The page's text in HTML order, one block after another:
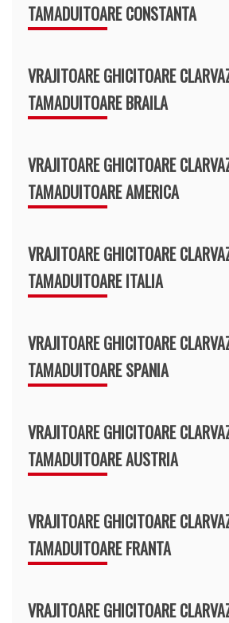
TAMADUITOARE CONSTANTA
VRAJITOARE GHICITOARE
TAMADUITOARE BRAILA
VRAJITOARE GHICITOARE
TAMADUITOARE AMERICA
VRAJITOARE GHICITOARE
TAMADUITOARE ITALIA
VRAJITOARE GHICITOARE
TAMADUITOARE SPANIA
VRAJITOARE GHICITOARE
TAMADUITOARE AUSTRIA
VRAJITOARE GHICITOARE
TAMADUITOARE FRANTA
VRAJITOARE GHICITOARE